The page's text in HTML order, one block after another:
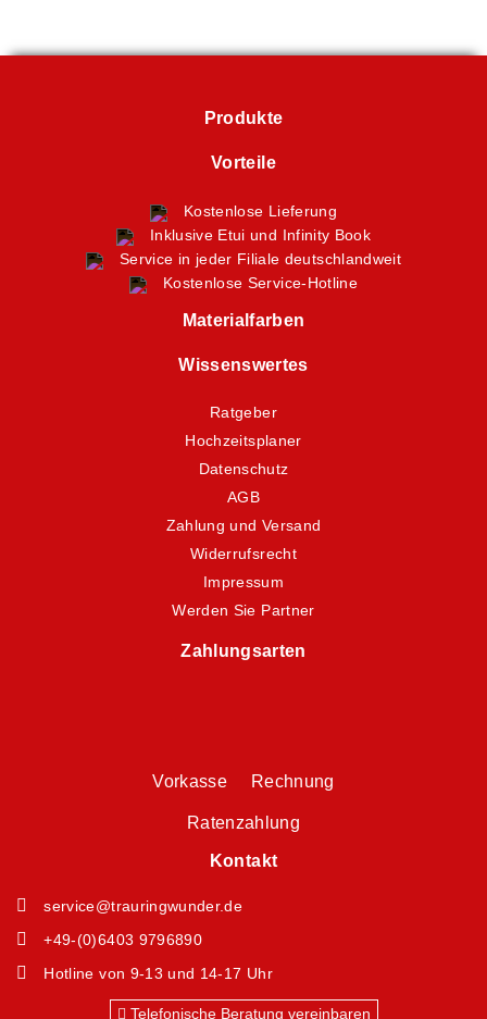
Produkte
Vorteile
Kostenlose Lieferung
Inklusive Etui und Infinity Book
Service in jeder Filiale deutschlandweit
Kostenlose Service-Hotline
Materialfarben
Wissenswertes
Ratgeber
Hochzeitsplaner
Datenschutz
AGB
Zahlung und Versand
Widerrufsrecht
Impressum
Werden Sie Partner
Zahlungsarten
Vorkasse Rechnung
Ratenzahlung
Kontakt
service@trauringwunder.de
+49-(0)6403 9796890
Hotline von 9-13 und 14-17 Uhr
Telefonische Beratung vereinbaren